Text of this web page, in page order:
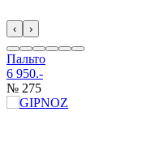
‹ ›
Пальто
6 950.-
№ 275